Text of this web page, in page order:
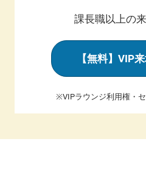
料/
液
課長職以上の
【無料】VIP
※VIPラウンジ利用権・